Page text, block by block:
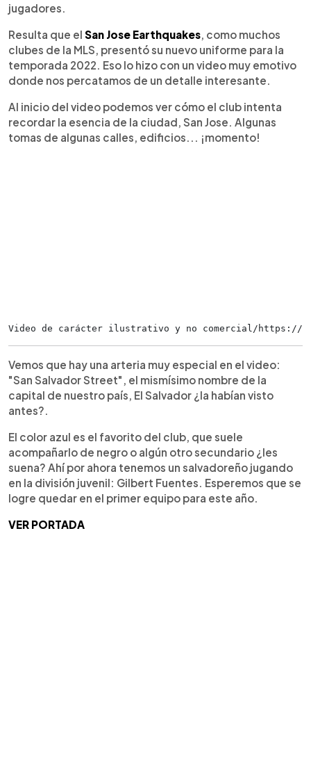
jugadores.
Resulta que el San Jose Earthquakes, como muchos
clubes de la MLS, presentó su nuevo uniforme para la
temporada 2022. Eso lo hizo con un video muy emotivo
donde nos percatamos de un detalle interesante.
Al inicio del video podemos ver cómo el club intenta
recordar la esencia de la ciudad, San Jose. Algunas
tomas de algunas calles, edificios... ¡momento!
Video de carácter ilustrativo y no comercial/https://
Vemos que hay una arteria muy especial en el video:
"San Salvador Street", el mismísimo nombre de la
capital de nuestro país, El Salvador ¿la habían visto
antes?.
El color azul es el favorito del club, que suele
acompañarlo de negro o algún otro secundario ¿les
suena? Ahí por ahora tenemos un salvadoreño jugando
en la división juvenil: Gilbert Fuentes. Esperemos que se
logre quedar en el primer equipo para este año.
VER PORTADA